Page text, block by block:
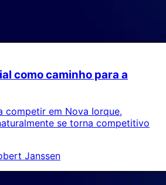
como caminho para a
competir em Nova Iorque,
se torna competitivo
Janssen